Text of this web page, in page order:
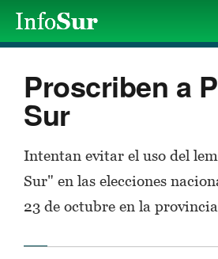
Proscriben a
Sur
Intentan evitar el uso del
Sur" en las elecciones
23 de octubre en la